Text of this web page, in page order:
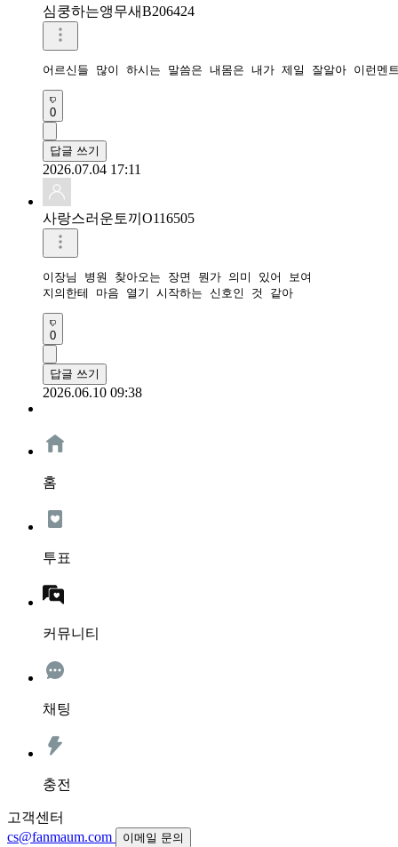
심쿵하는앵무새B206424
어르신들 많이 하시는 말씀은 내몸은 내가 제일 잘알아 이런멘
0
답글 쓰기
2026.07.04 17:11
사랑스러운토끼O116505
이장님 병원 찾아오는 장면 뭔가 의미 있어 보여
지의한테 마음 열기 시작하는 신호인 것 같아
0
답글 쓰기
2026.06.10 09:38
홈
투표
커뮤니티
채팅
충전
고객센터
cs@fanmaum.com
이메일 문의